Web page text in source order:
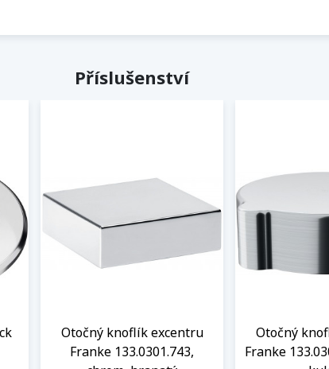
Příslušenství
Otočný knoflík excentru
Franke 133.0301.743,
Otočný
Franke